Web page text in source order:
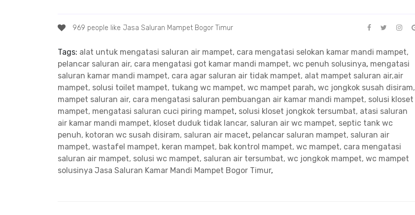
969 people like Jasa Saluran Mampet Bogor Timur
Tags: alat untuk mengatasi saluran air mampet, cara mengatasi selokan kamar mandi mampet,
pelancar saluran air, cara mengatasi got kamar mandi mampet, wc penuh solusinya, mengatasi
saluran kamar mandi mampet, cara agar saluran air tidak mampet, alat mampet saluran air,air
mampet, solusi toilet mampet, tukang wc mampet, wc mampet parah, wc jongkok susah disiram,
mampet saluran air, cara mengatasi saluran pembuangan air kamar mandi mampet, solusi kloset
mampet, mengatasi saluran cuci piring mampet, solusi kloset jongkok tersumbat, atasi saluran
air kamar mandi mampet, kloset duduk tidak lancar, saluran air wc mampet, septic tank wc
penuh, kotoran wc susah disiram, saluran air macet, pelancar saluran mampet, saluran air
mampet, wastafel mampet, keran mampet, bak kontrol mampet, wc mampet, cara mengatasi
saluran air mampet, solusi wc mampet, saluran air tersumbat, wc jongkok mampet, wc mampet
solusinya Jasa Saluran Kamar Mandi Mampet Bogor Timur,